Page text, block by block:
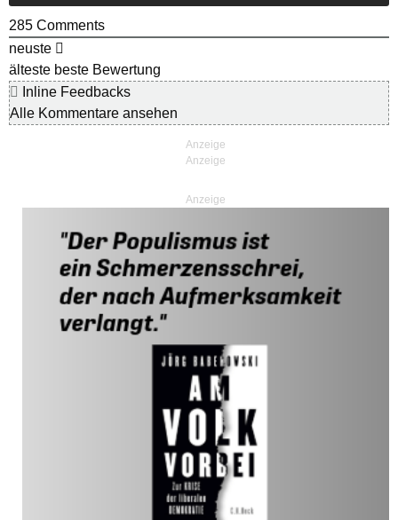
285 Comments
neuste
älteste beste Bewertung
Inline Feedbacks
Alle Kommentare ansehen
Anzeige